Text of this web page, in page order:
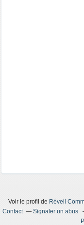
Voir le profil de Réveil
Contact
Signaler un abus